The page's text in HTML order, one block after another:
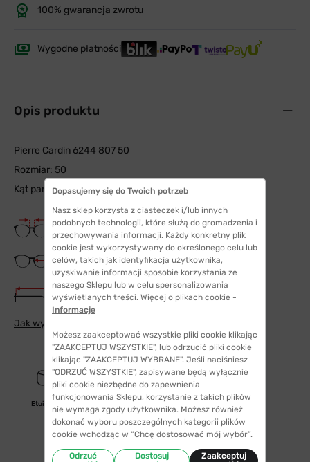
100% gwarancja zwrotu
Wygodne płatności
Opis produktu
Pierre Cardin 6244 807 50
Rozmiar: 50
Kąt pantoskopowy: 7
Szerokość mostka
19 mm
Szerokość szkła
50 mm
Długość zauszników
145 mm
Jak wybrać odpowiedni rozmiar
Etui/woreczek
Dopasujemy się do Twoich potrzeb
Nasz sklep korzysta z ciasteczek i/lub innych
podobnych technologii, które służą do gromadzenia i
przechowywania informacji. Każdy konkretny plik
cookie jest wykorzystywany do określonego celu lub
celów, takich jak identyfikacja użytkownika,
uzyskiwanie informacji sposobie korzystania ze
naszego Sklepu lub w celu spersonalizowania
wyświetlanych treści. Więcej o plikach cookie -
Informacje
Możesz zaakceptować wszystkie pliki cookie klikając
"ZAAKCEPTUJ WSZYSTKIE", lub odrzucić pliki cookie
klikając "ZAAKCEPTUJ WYBRANE". Jeśli naciśniesz
"ODRZUĆ WSZYSTKIE", zapisywane będą wyłącznie
pliki cookie niezbędne do zapewnienia
funkcjonowania Sklepu, korzystanie z takich plików
nie wymaga zgody użytkownika. Możesz również
dokonać wyboru poszczególnych kategorii plików
cookie wchodząc w “Chcę dostosować mój wybór”.
Odrzuć
Dostosuj
Zaakceptuj